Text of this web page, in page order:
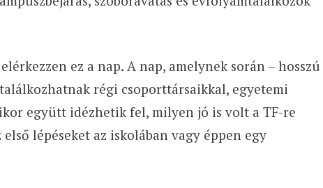
ez a nap. A nap, amelynek során – hosszú
régi csoporttársaikkal, egyetemi
együtt idézhetik fel, milyen jó is volt a TF-re
lépéseket az iskolában vagy éppen egy